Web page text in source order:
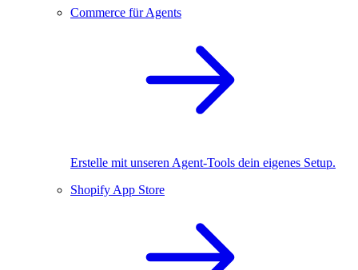
Commerce für Agents
Erstelle mit unseren Agent-Tools dein eigenes Setup.
Shopify App Store